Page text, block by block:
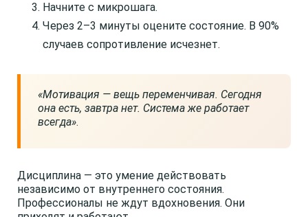
Начните с микрошага.
Через 2–3 минуты оцените состояние. В 90%
случаев сопротивление исчезнет.
«Мотивация — вещь переменчивая. Сегодня
она есть, завтра нет. Система же работает
всегда».
Дисциплина — это умение действовать
независимо от внутреннего состояния.
Профессионалы не ждут вдохновения. Они